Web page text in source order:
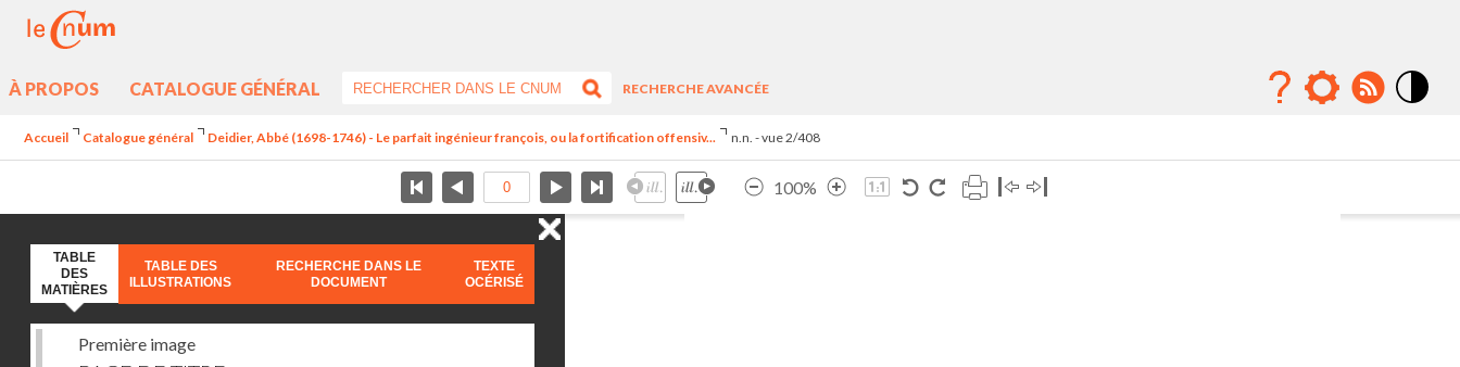
À PROPOS CATALOGUE GÉNÉRAL
RECHERCHE AVANCÉE
Accueil Catalogue général Deidier, Abbé (1698-1746) - Le parfait ingénieur françois, ou la fortification offensiv... n.n. - vue 2/408
100%
TABLE
DES
MATIÈRES
TABLE DES
ILLUSTRATIONS
RECHERCHE DANS LE
DOCUMENT
TEXTE
OCÉRISÉ
Première image